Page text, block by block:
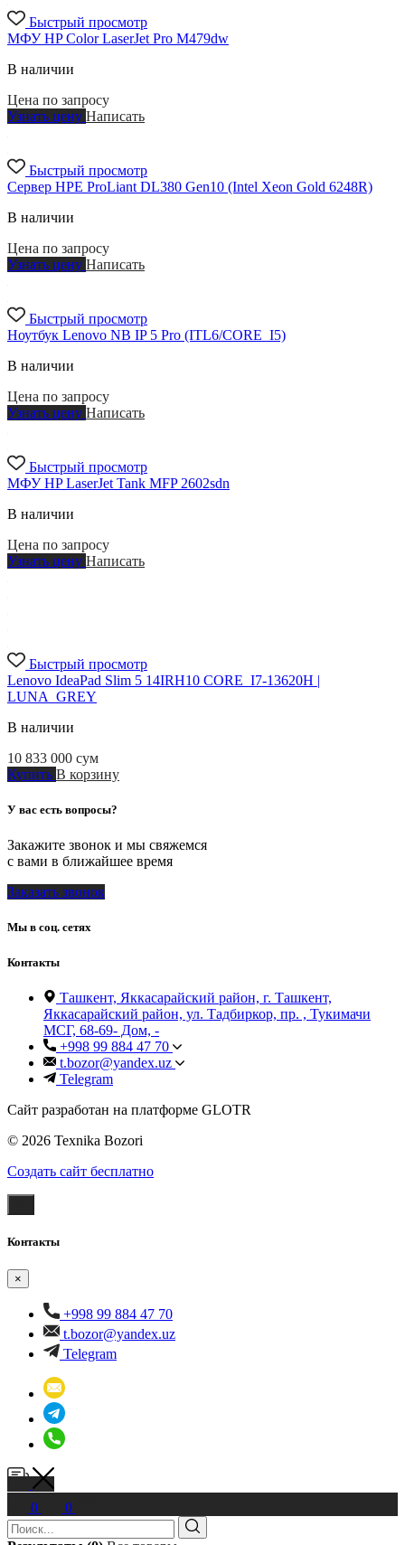
Быстрый просмотр
МФУ HP Color LaserJet Pro M479dw
В наличии
Цена по запросу
Узнать цену Написать
Быстрый просмотр
Сервер HPE ProLiant DL380 Gen10 (Intel Xeon Gold 6248R)
В наличии
Цена по запросу
Узнать цену Написать
Быстрый просмотр
Ноутбук Lenovo NB IP 5 Pro (ITL6/CORE_I5)
В наличии
Цена по запросу
Узнать цену Написать
Быстрый просмотр
МФУ HP LaserJet Tank MFP 2602sdn
В наличии
Цена по запросу
Узнать цену Написать
Быстрый просмотр
Lenovo IdeaPad Slim 5 14IRH10 CORE_I7-13620H |
LUNA_GREY
В наличии
10 833 000 сум
Купить В корзину
У вас есть вопросы?
Закажите звонок и мы свяжемся
с вами в ближайшее время
Заказать звонок
Мы в соц. сетях
Контакты
Ташкент, Яккасарайский район, г. Ташкент,
Яккасарайский район, ул. Тадбиркор, пр. , Тукимачи
МСГ, 68-69- Дом, -
+998 99 884 47 70
t.bozor@yandex.uz
Telegram
Сайт разработан на платформе GLOTR
© 2026 Texnika Bozori
Создать cайт бесплатно
Контакты
×
+998 99 884 47 70
t.bozor@yandex.uz
Telegram
0 0